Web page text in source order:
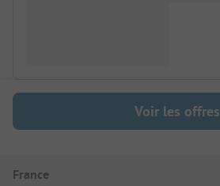
Voir les offres
France